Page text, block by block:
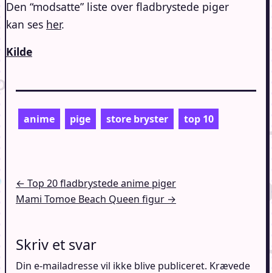
Den “modsatte” liste over fladbrystede piger
kan ses her.
Kilde
anime pige store bryster top 10
Indlægsnavigation
← Top 20 fladbrystede anime piger
Mami Tomoe Beach Queen figur →
Skriv et svar
Din e-mailadresse vil ikke blive publiceret. Krævede